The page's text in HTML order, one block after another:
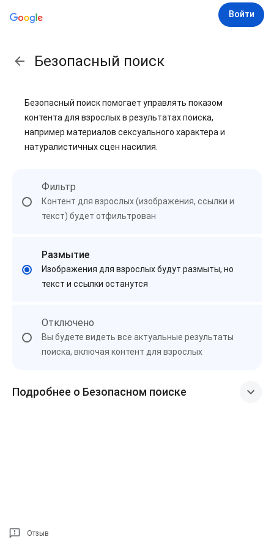
Войти
Безопасный поиск
Безопасный поиск помогает управлять показом
контента для взрослых в результатах поиска,
например материалов сексуального характера и
натуралистичных сцен насилия.
Фильтр
Контент для взрослых (изображения, ссылки и
текст) будет отфильтрован
Размытие
Изображения для взрослых будут размыты, но
текст и ссылки останутся
Отключено
Вы будете видеть все актуальные результаты
поиска, включая контент для взрослых
Подробнее о Безопасном поиске
Отзыв